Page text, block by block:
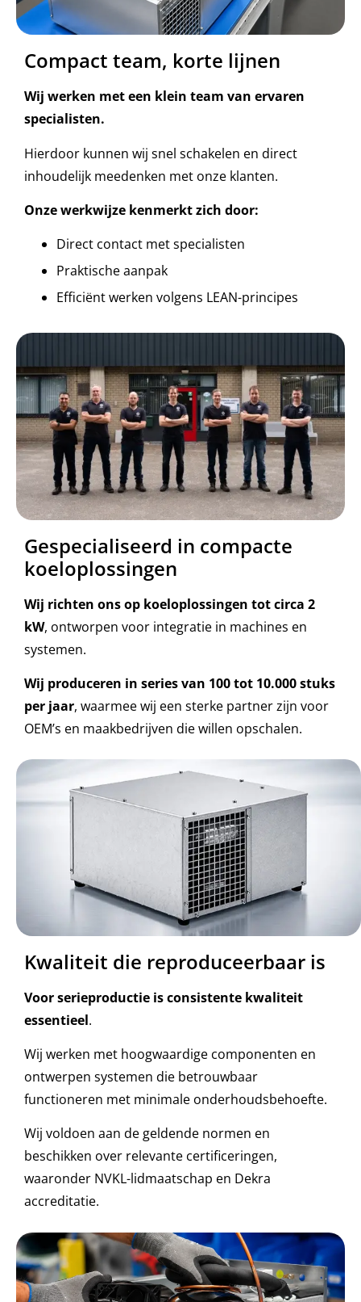
Compact team, korte lijnen
Wij werken met een klein team van ervaren
specialisten.
Hierdoor kunnen wij snel schakelen en direct
inhoudelijk meedenken met onze klanten.
Onze werkwijze kenmerkt zich door:
Direct contact met specialisten
Praktische aanpak
Efficiënt werken volgens LEAN-principes
Gespecialiseerd in compacte
koeloplossingen
Wij richten ons op koeloplossingen tot circa 2
kW, ontworpen voor integratie in machines en
systemen.
Wij produceren in series van 100 tot 10.000 stuks
per jaar, waarmee wij een sterke partner zijn voor
OEM’s en maakbedrijven die willen opschalen.
Kwaliteit die reproduceerbaar is
Voor serieproductie is consistente kwaliteit
essentieel.
Wij werken met hoogwaardige componenten en
ontwerpen systemen die betrouwbaar
functioneren met minimale onderhoudsbehoefte.
Wij voldoen aan de geldende normen en
beschikken over relevante certificeringen,
waaronder NVKL-lidmaatschap en Dekra
accreditatie.